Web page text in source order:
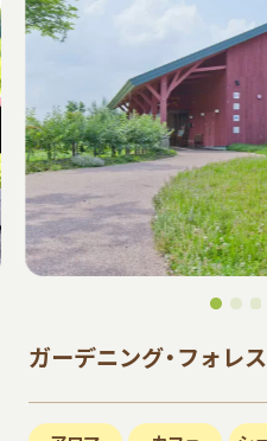
ガーデニング・フォ